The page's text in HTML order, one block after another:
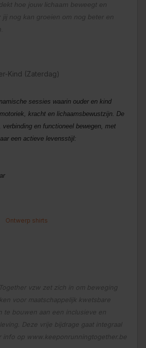
hoe jouw lichaam beweegt en
jij nog kan groeien om nog beter en
Kind (Zaterdag)
sessies waarin ouder en kind
kracht en lichaamsbewustzijn. De
verbinding en functioneel bewegen, met
een actieve levensstijl:
Ontwerp shirts
vzw zet zich in om beweging
voor maatschappelijk kwetsbare
te bouwen aan een inclusieve en
Deze vrije bijdrage gaat integraal
info op www.keeponrunningtogether.be